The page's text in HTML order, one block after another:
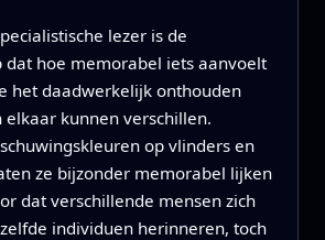
lezer is de
dat hoe memorabel iets aanvoelt
het daadwerkelijk onthouden
elkaar kunnen verschillen.
op vlinders en
ze bijzonder memorabel lijken
dat verschillende mensen zich
individuen herinneren, toch